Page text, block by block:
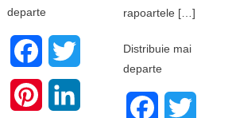
departe
Facebook
PinterestLinkedIn
rapoartele […]
Distribuie mai
departe
Facebook